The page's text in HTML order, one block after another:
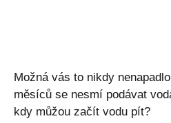
Možná vás to nikdy
měsíců se nesmí podávat
kdy můžou začít vodu pít?